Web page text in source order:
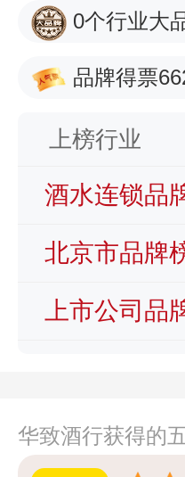
0个行业大
品牌得票
上榜行业
酒水连锁品
北京市品牌
上市公司品
华致酒行获得的